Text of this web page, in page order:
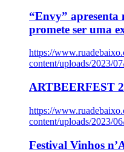
“Envy” apresenta
promete ser uma
https://
content/uploads/2023/
ARTBEERFEST
https://
content/uploads/2023/
Festival Vinhos